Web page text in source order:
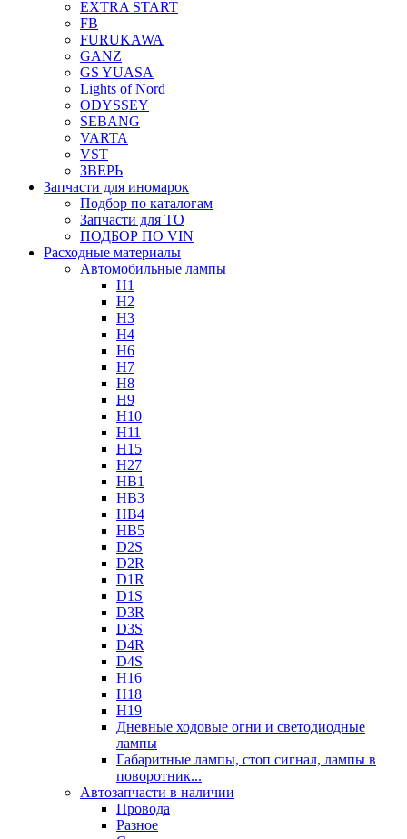
EXTRA START
FB
FURUKAWA
GANZ
GS YUASA
Lights of Nord
ODYSSEY
SEBANG
VARTA
VST
ЗВЕРЬ
Запчасти для иномарок
Подбор по каталогам
Запчасти для ТО
ПОДБОР ПО VIN
Расходные материалы
Автомобильные лампы
H1
H2
H3
H4
H6
H7
H8
H9
H10
H11
H15
H27
HB1
HB3
HB4
HB5
D2S
D2R
D1R
D1S
D3R
D3S
D4R
D4S
H16
H18
H19
Дневные ходовые огни и светодиодные
лампы
Габаритные лампы, стоп сигнал, лампы в
поворотник...
Автозапчасти в наличии
Провода
Разное